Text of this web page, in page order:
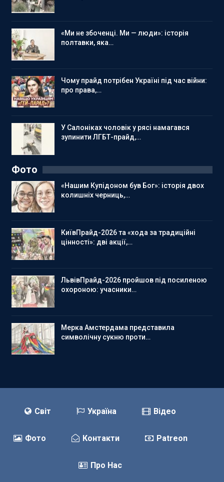
«Ми не збоченці. Ми — люди»: історія
полтавки, яка…
Чому прайд потрібен Україні під час війни:
про права,…
У Салоніках чоловік у рясі намагався
зупинити ЛГБТ-прайд,…
Фото
«Нашим Купідоном був Бог»: історія двох
колишніх черниць,…
КиївПрайд-2026 та «хода за традиційні
цінності»: дві акції,…
ЛьвівПрайд-2026 пройшов під посиленою
охороною: учасники…
Мерка Амстердама представила
символічну сукню проти…
Світ Україна Відео
Фото Контакти Patreon
Про Нас